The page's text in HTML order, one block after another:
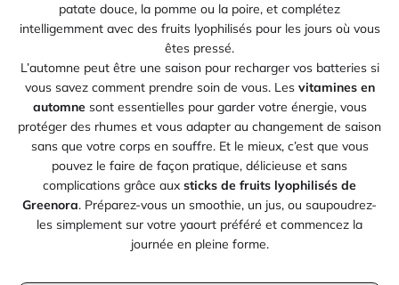
patate douce, la pomme ou la poire, et complétez
intelligemment avec des fruits lyophilisés pour les jours où vous
êtes pressé.
L’automne peut être une saison pour recharger vos batteries si
vous savez comment prendre soin de vous. Les vitamines en
automne sont essentielles pour garder votre énergie, vous
protéger des rhumes et vous adapter au changement de saison
sans que votre corps en souffre. Et le mieux, c’est que vous
pouvez le faire de façon pratique, délicieuse et sans
complications grâce aux sticks de fruits lyophilisés de
Greenora. Préparez-vous un smoothie, un jus, ou saupoudrez-
les simplement sur votre yaourt préféré et commencez la
journée en pleine forme.